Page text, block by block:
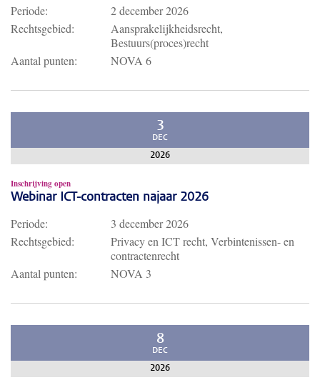
Periode:
2 december 2026
Rechtsgebied:
Aansprakelijkheidsrecht,
Bestuurs(proces)recht
Aantal punten:
NOVA 6
3
DEC
2026
Inschrijving open
Webinar ICT-contracten najaar 2026
Periode:
3 december 2026
Rechtsgebied:
Privacy en ICT recht, Verbintenissen- en
contractenrecht
Aantal punten:
NOVA 3
8
DEC
2026